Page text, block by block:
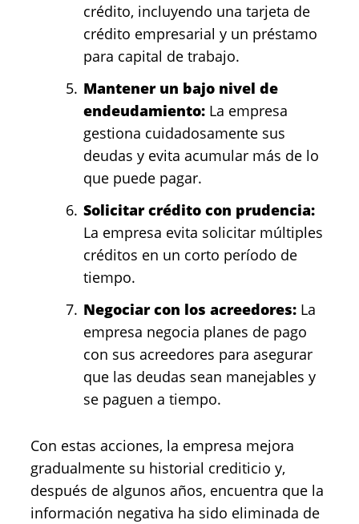
crédito, incluyendo una tarjeta de
crédito empresarial y un préstamo
para capital de trabajo.
Mantener un bajo nivel de
endeudamiento: La empresa
gestiona cuidadosamente sus
deudas y evita acumular más de lo
que puede pagar.
Solicitar crédito con prudencia:
La empresa evita solicitar múltiples
créditos en un corto período de
tiempo.
Negociar con los acreedores: La
empresa negocia planes de pago
con sus acreedores para asegurar
que las deudas sean manejables y
se paguen a tiempo.
Con estas acciones, la empresa mejora
gradualmente su historial crediticio y,
después de algunos años, encuentra que la
información negativa ha sido eliminada de